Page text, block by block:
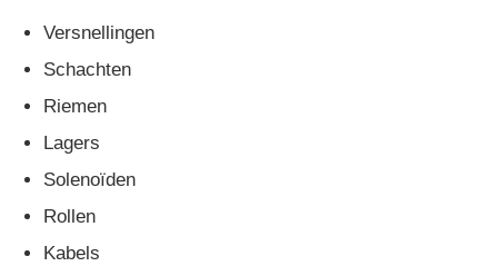
Geldautomaat
Versnellingen
Schachten
Riemen
Lagers
Solenoïden
Rollen
Kabels